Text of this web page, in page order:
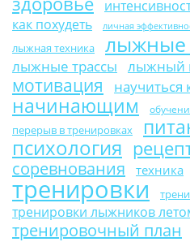
как похудеть личная
лыжная техника лыжные
лыжные трассы лыжный
мотивация научиться
начинающим
перерыв в тренировках
психология
соревнования техника
тренировки
тренировки лыжников
тренировочный план